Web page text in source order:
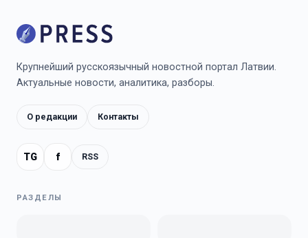
Крупнейший русскоязычный новостной портал Латвии.
Актуальные новости, аналитика, разборы.
О редакции Контакты
TG f RSS
РАЗДЕЛЫ